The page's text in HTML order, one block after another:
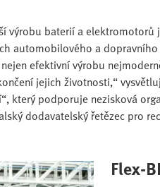
výrobu baterií a
automobilového a
efektivní výrobu
jejich životnosti,“
který podporuje nezisková
dodavatelský řetězec pro
Flex-